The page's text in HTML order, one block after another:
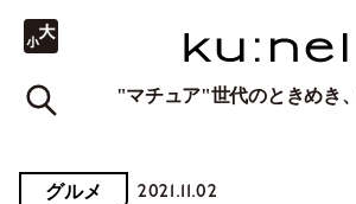
"マチュア"世代のときめき、
グルメ 2021.11.02